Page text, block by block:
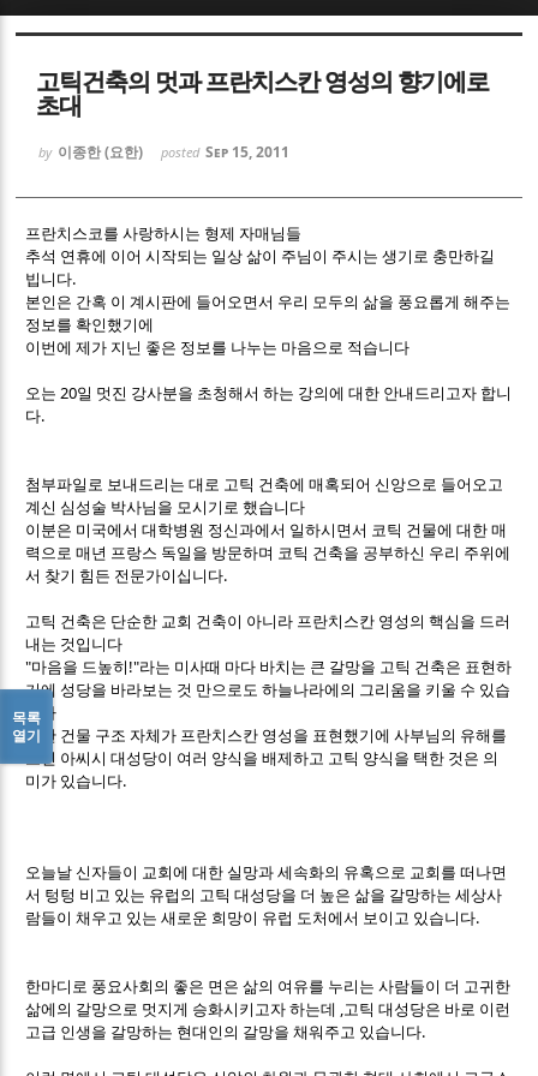
고틱건축의 멋과 프란치스칸 영성의 향기에로
초대
by 이종한 (요한) posted Sep 15, 2011
프란치스코를 사랑하시는 형제 자매님들
추석 연휴에 이어 시작되는 일상 삶이 주님이 주시는 생기로 충만하길
빕니다.
본인은 간혹 이 계시판에 들어오면서 우리 모두의 삶을 풍요롭게 해주는
정보를 확인했기에
이번에 제가 지닌 좋은 정보를 나누는 마음으로 적습니다
오는 20일 멋진 강사분을 초청해서 하는 강의에 대한 안내드리고자 합니
다.
첨부파일로 보내드리는 대로 고틱 건축에 매혹되어 신앙으로 들어오고
계신 심성술 박사님을 모시기로 했습니다
이분은 미국에서 대학병원 정신과에서 일하시면서 코틱 건물에 대한 매
력으로 매년 프랑스 독일을 방문하며 코틱 건축을 공부하신 우리 주위에
서 찾기 힘든 전문가이십니다.
고틱 건축은 단순한 교회 건축이 아니라 프란치스칸 영성의 핵심을 드러
내는 것입니다
"마음을 드높히!"라는 미사때 마다 바치는 큰 갈망을 고틱 건축은 표현하
기에 성당을 바라보는 것 만으로도 하늘나라에의 그리움을 키울 수 있습
니다
또한 건물 구조 자체가 프란치스칸 영성을 표현했기에 사부님의 유해를
모신 아씨시 대성당이 여러 양식을 배제하고 고틱 양식을 택한 것은 의
미가 있습니다.
오늘날 신자들이 교회에 대한 실망과 세속화의 유혹으로 교회를 떠나면
서 텅텅 비고 있는 유럽의 고틱 대성당을 더 높은 삶을 갈망하는 세상사
람들이 채우고 있는 새로운 희망이 유럽 도처에서 보이고 있습니다.
한마디로 풍요사회의 좋은 면은 삶의 여유를 누리는 사람들이 더 고귀한
삶에의 갈망으로 멋지게 승화시키고자 하는데 ,고틱 대성당은 바로 이런
고급 인생을 갈망하는 현대인의 갈망을 채워주고 있습니다.
목록
열기
Sketchbook5, 스케치북5
Sketchbook5, 스케치북5
Sketchbook5, 스케치북5
Sketchbook5, 스케치북5